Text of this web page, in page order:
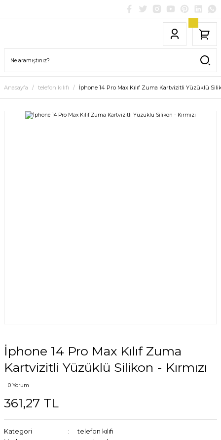
Anasayfa telefon kılıfı İphone 14 Pro Max Kılıf Zuma Kartvizitli Yüzüklü
İphone 14 Pro Max Kılıf Zuma
Kartvizitli Yüzüklü Silikon - Kırmızı
0 Yorum
361,27 TL
Kategori
telefon kılıfı